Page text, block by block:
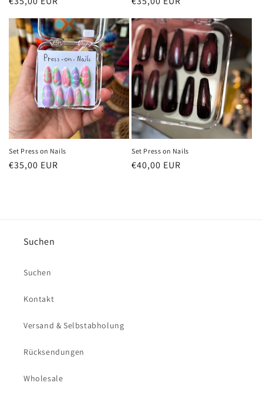
Set Press on Nails
Normaler
€35,00 EUR
Set Press on Nails
Normaler
€40,00 EUR
Suchen
Suchen
Kontakt
Versand & Selbstabholung
Rücksendungen
Wholesale